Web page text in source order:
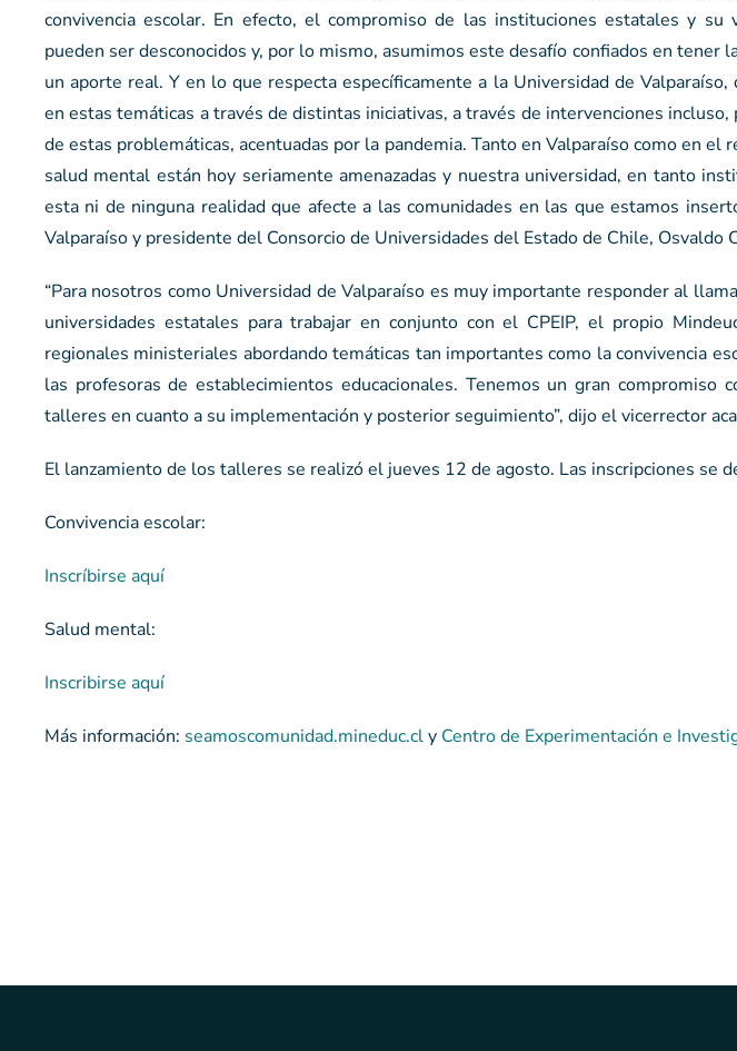
convivencia escolar. En efecto, el compromiso de las instituciones estatales y su
pueden ser desconocidos y, por lo mismo, asumimos este desafío confiados en tener
un aporte real. Y en lo que respecta específicamente a la Universidad de
en estas temáticas a través de distintas iniciativas, a través de intervenciones
de estas problemáticas, acentuadas por la pandemia. Tanto en Valparaíso como en el
salud mental están hoy seriamente amenazadas y nuestra universidad, en tanto
esta ni de ninguna realidad que afecte a las comunidades en las que estamos
Valparaíso y presidente del Consorcio de Universidades del Estado de Chile, Osvaldo
“Para nosotros como Universidad de Valparaíso es muy importante responder al
universidades estatales para trabajar en conjunto con el CPEIP, el propio
regionales ministeriales abordando temáticas tan importantes como la convivencia
las profesoras de establecimientos educacionales. Tenemos un gran
talleres en cuanto a su implementación y posterior seguimiento”, dijo el vicerrector
El lanzamiento de los talleres se realizó el jueves 12 de agosto. Las inscripciones se
Convivencia escolar:
Inscríbirse aquí
Salud mental:
Inscribirse aquí
Más información: seamoscomunidad.mineduc.cly Centro de Experimentación e